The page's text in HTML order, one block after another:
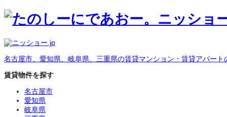
名古屋市、愛知県、岐阜県、三重県の賃貸マンション・賃貸アパート
賃貸物件を探す
名古屋市
愛知県
岐阜県